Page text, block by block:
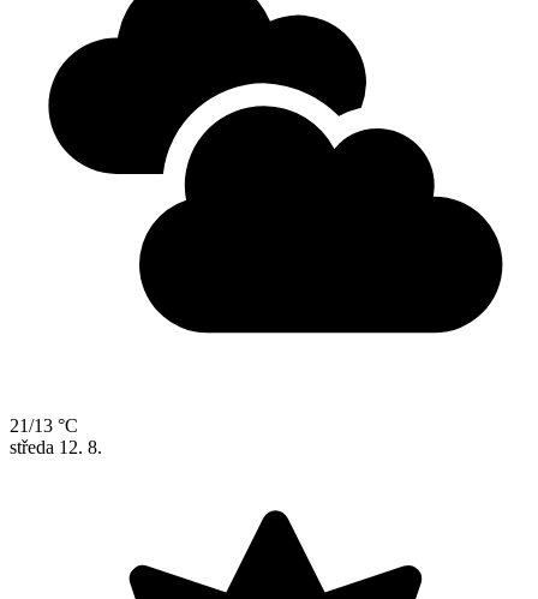
21/13 °C
středa 12. 8.